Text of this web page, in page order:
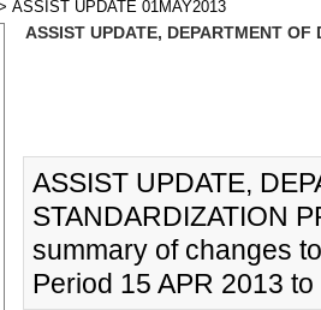
ASSIST UPDATE 01MAY2013
ASSIST UPDATE, DEPARTMENT
ASSIST UPDATE,
STANDARDIZATION
summary of changes
Period 15 APR 2013